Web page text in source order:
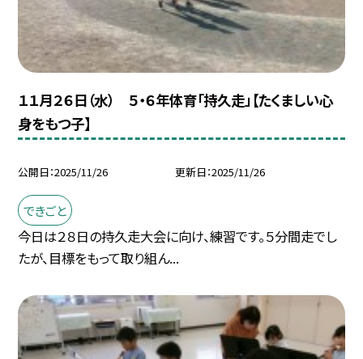
１１月２６日（水） ５・６年体育「持久走」【たくましい心
身をもつ子】
公開日 2025/11/26 更新日 2025/11/26
できごと
今日は２８日の持久走大会に向け、練習です。５分間走でし
たが、目標をもって取り組ん...